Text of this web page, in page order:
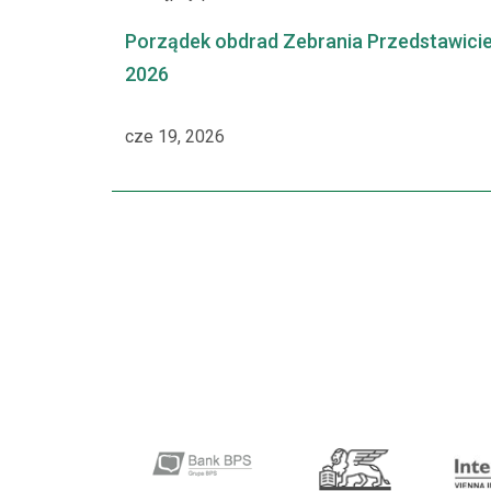
Porządek obdrad Zebrania
2026
cze 19, 2026